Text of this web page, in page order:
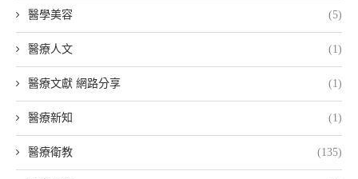
醫學美容 (5)
醫療人文 (1)
醫療文獻 網路分享 (1)
醫療新知 (1)
醫療衛教 (135)